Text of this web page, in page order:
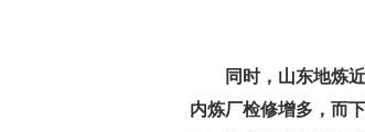
同时，山东地炼
内炼厂检修增多，而